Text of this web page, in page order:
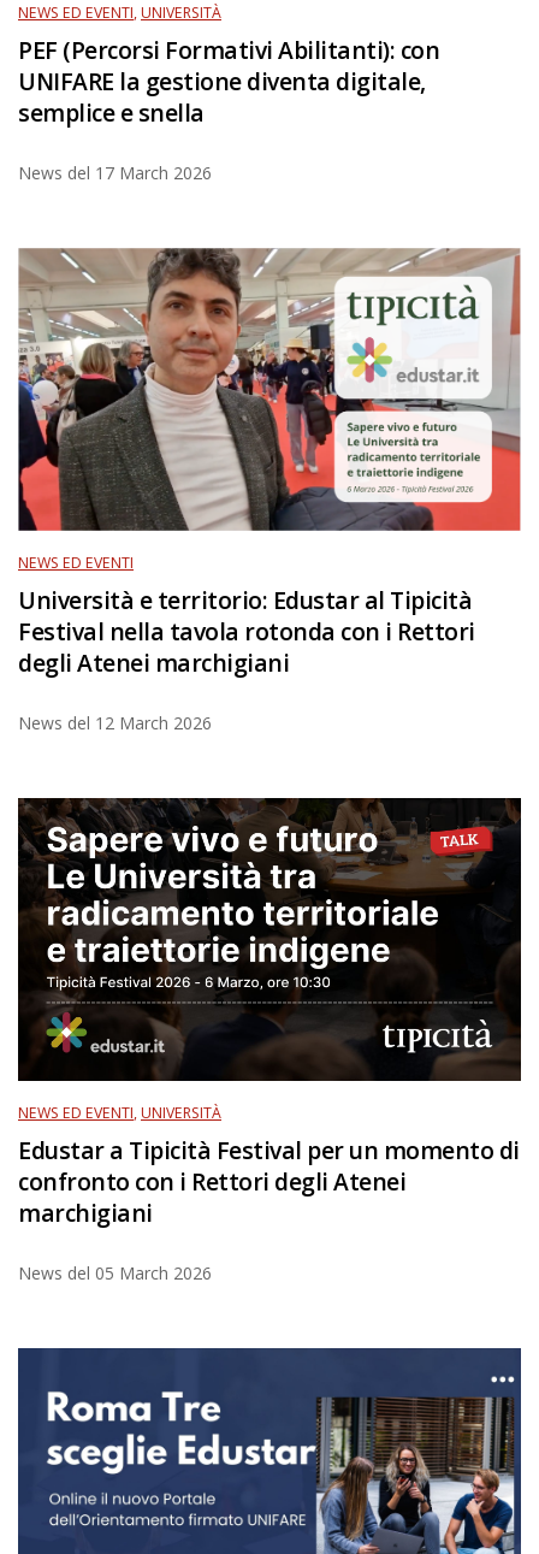
NEWS ED EVENTI,UNIVERSITÀ
PEF (Percorsi Formativi Abilitanti): con
UNIFARE la gestione diventa digitale,
semplice e snella
News del 17 March 2026
NEWS ED EVENTI
Università e territorio: Edustar al Tipicità
Festival nella tavola rotonda con i Rettori
degli Atenei marchigiani
News del 12 March 2026
NEWS ED EVENTI,UNIVERSITÀ
Edustar a Tipicità Festival per un momento di
confronto con i Rettori degli Atenei
marchigiani
News del 05 March 2026